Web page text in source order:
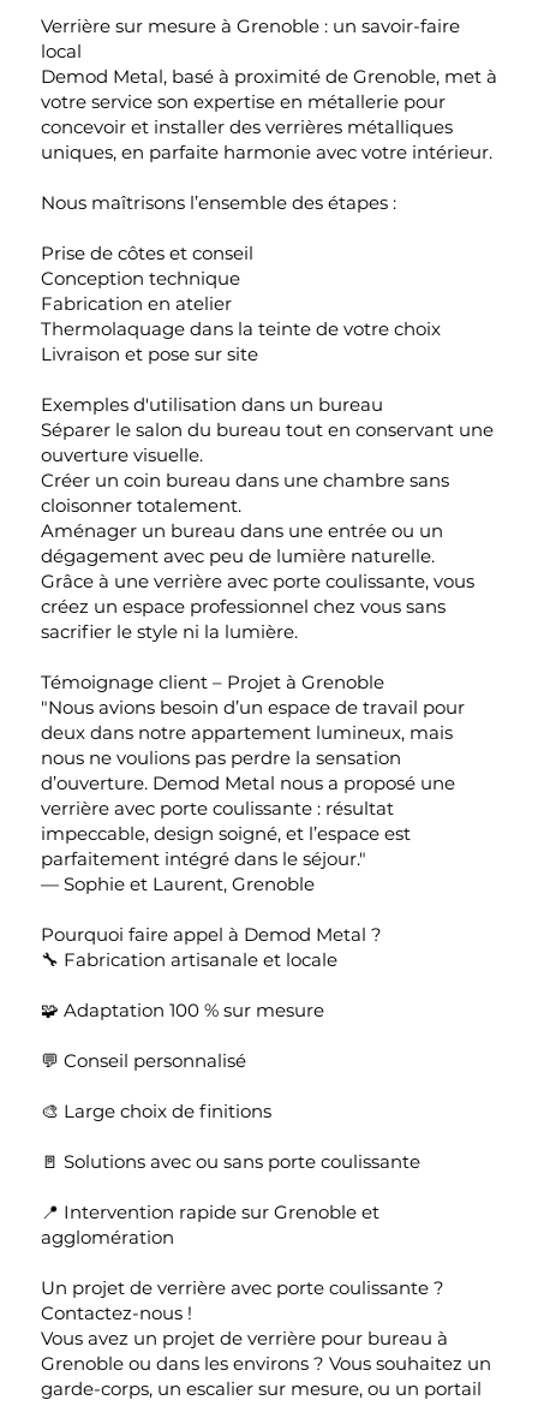
Verrière sur mesure à Grenoble : un savoir-faire
local
Demod Metal, basé à proximité de Grenoble, met à
votre service son expertise en métallerie pour
concevoir et installer des verrières métalliques
uniques, en parfaite harmonie avec votre intérieur.
Nous maîtrisons l’ensemble des étapes :
Prise de côtes et conseil
Conception technique
Fabrication en atelier
Thermolaquage dans la teinte de votre choix
Livraison et pose sur site
Exemples d'utilisation dans un bureau
Séparer le salon du bureau tout en conservant une
ouverture visuelle.
Créer un coin bureau dans une chambre sans
cloisonner totalement.
Aménager un bureau dans une entrée ou un
dégagement avec peu de lumière naturelle.
Grâce à une verrière avec porte coulissante, vous
créez un espace professionnel chez vous sans
sacrifier le style ni la lumière.
Témoignage client – Projet à Grenoble
"Nous avions besoin d’un espace de travail pour
deux dans notre appartement lumineux, mais
nous ne voulions pas perdre la sensation
d’ouverture. Demod Metal nous a proposé une
verrière avec porte coulissante : résultat
impeccable, design soigné, et l’espace est
parfaitement intégré dans le séjour."
— Sophie et Laurent, Grenoble
Pourquoi faire appel à Demod Metal ?
🔧 Fabrication artisanale et locale
🧩 Adaptation 100 % sur mesure
💬 Conseil personnalisé
🎨 Large choix de finitions
🚪 Solutions avec ou sans porte coulissante
📍 Intervention rapide sur Grenoble et
agglomération
Un projet de verrière avec porte coulissante ?
Contactez-nous !
Vous avez un projet de verrière pour bureau à
Grenoble ou dans les environs ? Vous souhaitez un
garde-corps, un escalier sur mesure, ou un portail